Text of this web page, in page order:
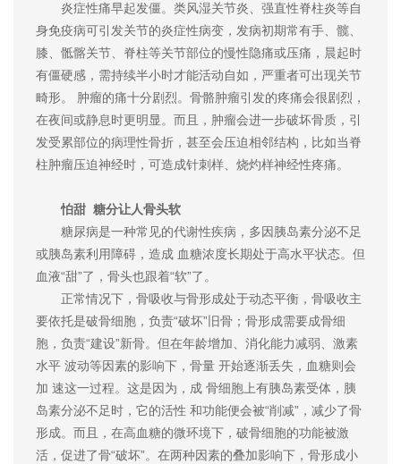
炎症性痛早起发僵。类风湿关节炎、强直性脊柱炎等自
身免疫病可引发关节的炎症性病变，发病初期常有手、髋、
膝、骶髂关节、脊柱等关节部位的慢性隐痛或压痛，晨起时
有僵硬感，需持续半小时才能活动自如，严重者可出现关节
畸形。 肿瘤的痛十分剧烈。骨骼肿瘤引发的疼痛会很剧烈，
在夜间或静息时更明显。而且，肿瘤会进一步破坏骨质，引
发受累部位的病理性骨折，甚至会压迫相邻结构，比如当脊
柱肿瘤压迫神经时，可造成针刺样、烧灼样神经性疼痛。
怕甜 糖分让人骨头软
糖尿病是一种常见的代谢性疾病，多因胰岛素分泌不足
或胰岛素利用障碍，造成 血糖浓度长期处于高水平状态。但
血液“甜”了，骨头也跟着“软”了。
正常情况下，骨吸收与骨形成处于动态平衡，骨吸收主
要依托是破骨细胞，负责“破坏”旧骨；骨形成需要成骨细
胞，负责“建设”新骨。但在年龄增加、消化能力减弱、激素
水平 波动等因素的影响下，骨量 开始逐渐丢失，血糖则会
加 速这一过程。这是因为，成 骨细胞上有胰岛素受体，胰
岛素分泌不足时，它的活性 和功能便会被“削减”，减少了骨
形成。而且，在高血糖的微环境下，破骨细胞的功能被激
活，促进了骨“破坏”。在两种因素的叠加影响下，骨形成小